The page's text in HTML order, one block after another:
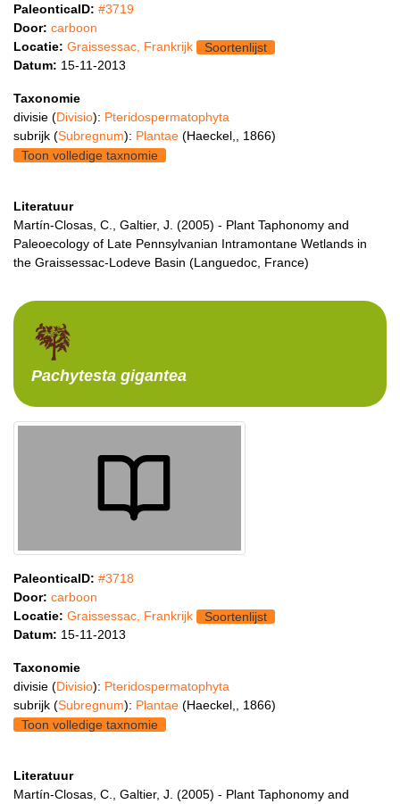
PaleonticaID: #3719
Door: carboon
Locatie: Graissessac, Frankrijk
Soortenlijst
Datum: 15-11-2013
Taxonomie
divisie (Divisio): Pteridospermatophyta
subrijk (Subregnum): Plantae (Haeckel,, 1866)
Toon volledige taxnomie
Literatuur
Martín-Closas, C., Galtier, J. (2005) - Plant Taphonomy and
Paleoecology of Late Pennsylvanian Intramontane Wetlands in
the Graissessac-Lodeve Basin (Languedoc, France)
Pachytesta gigantea
PaleonticaID: #3718
Door: carboon
Locatie: Graissessac, Frankrijk
Soortenlijst
Datum: 15-11-2013
Taxonomie
divisie (Divisio): Pteridospermatophyta
subrijk (Subregnum): Plantae (Haeckel,, 1866)
Toon volledige taxnomie
Literatuur
Martín-Closas, C., Galtier, J. (2005) - Plant Taphonomy and